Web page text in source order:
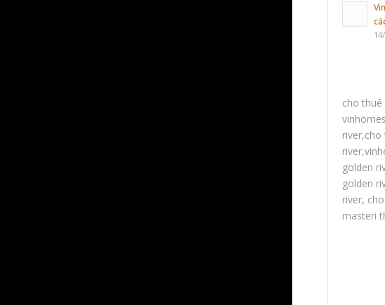
cho
river,cho
river,
golden
golden
river,
masteri